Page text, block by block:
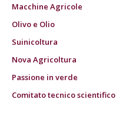
Macchine Agricole
Olivo e Olio
Suinicoltura
Nova Agricoltura
Passione in verde
Comitato tecnico scientifico